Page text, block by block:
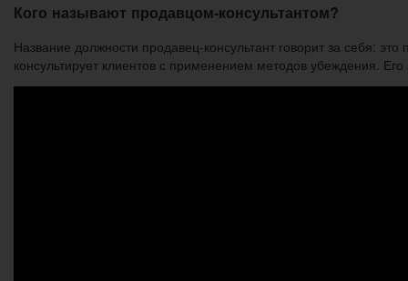
Кого называют продавцом-консультантом?
Название должности продавец-консультант говорит за себя:
консультирует клиентов с применением методов убеждения.